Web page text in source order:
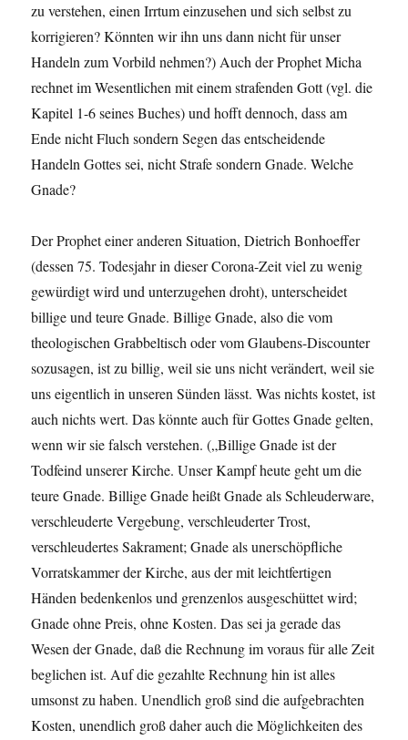
zu verstehen, einen Irrtum einzusehen und sich selbst zu
korrigieren? Könnten wir ihn uns dann nicht für unser
Handeln zum Vorbild nehmen?) Auch der Prophet Micha
rechnet im Wesentlichen mit einem strafenden Gott (vgl. die
Kapitel 1-6 seines Buches) und hofft dennoch, dass am
Ende nicht Fluch sondern Segen das entscheidende
Handeln Gottes sei, nicht Strafe sondern Gnade. Welche
Gnade?
Der Prophet einer anderen Situation, Dietrich Bonhoeffer
(dessen 75. Todesjahr in dieser Corona-Zeit viel zu wenig
gewürdigt wird und unterzugehen droht), unterscheidet
billige und teure Gnade. Billige Gnade, also die vom
theologischen Grabbeltisch oder vom Glaubens-Discounter
sozusagen, ist zu billig, weil sie uns nicht verändert, weil sie
uns eigentlich in unseren Sünden lässt. Was nichts kostet, ist
auch nichts wert. Das könnte auch für Gottes Gnade gelten,
wenn wir sie falsch verstehen. („Billige Gnade ist der
Todfeind unserer Kirche. Unser Kampf heute geht um die
teure Gnade. Billige Gnade heißt Gnade als Schleuderware,
verschleuderte Vergebung, verschleuderter Trost,
verschleudertes Sakrament; Gnade als unerschöpfliche
Vorratskammer der Kirche, aus der mit leichtfertigen
Händen bedenkenlos und grenzenlos ausgeschüttet wird;
Gnade ohne Preis, ohne Kosten. Das sei ja gerade das
Wesen der Gnade, daß die Rechnung im voraus für alle Zeit
beglichen ist. Auf die gezahlte Rechnung hin ist alles
umsonst zu haben. Unendlich groß sind die aufgebrachten
Kosten, unendlich groß daher auch die Möglichkeiten des